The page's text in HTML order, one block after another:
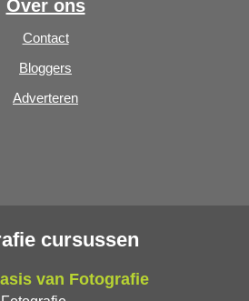
Over ons
Contact
Bloggers
Adverteren
cursussen
van Fotografie